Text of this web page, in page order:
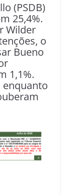
(PSDB)
25,4%.
Wilder
o
Bueno
1,1%.
enquanto